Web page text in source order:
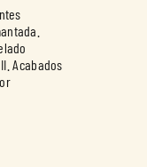
Acabados